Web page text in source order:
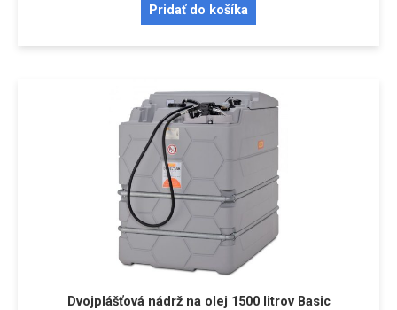
Pridať do košíka
Dvojplášťová nádrž na olej 1500 litrov Basic